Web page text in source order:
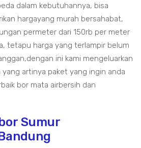
dalam kebutuhannya, bisa
hargayang murah bersahabat,
permeter dari 150rb per meter
tetapu harga yang terlampir belum
ini kami mengeluarkan
artinya paket yang ingin anda
bor mata airbersih dan
Sumur